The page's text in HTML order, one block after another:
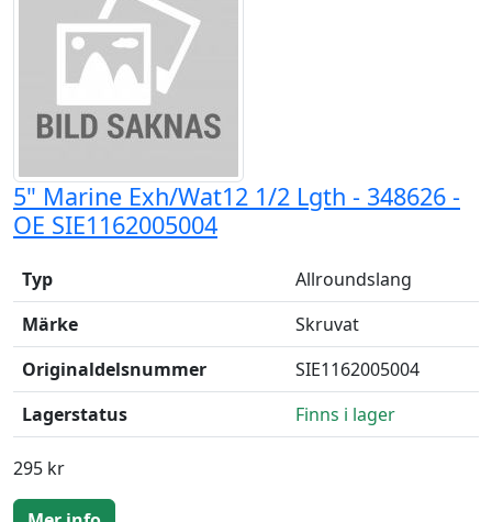
5" Marine Exh/Wat12 1/2 Lgth - 348626 -
OE SIE1162005004
Typ
Allroundslang
Märke
Skruvat
Originaldelsnummer
SIE1162005004
Lagerstatus
Finns i lager
295 kr